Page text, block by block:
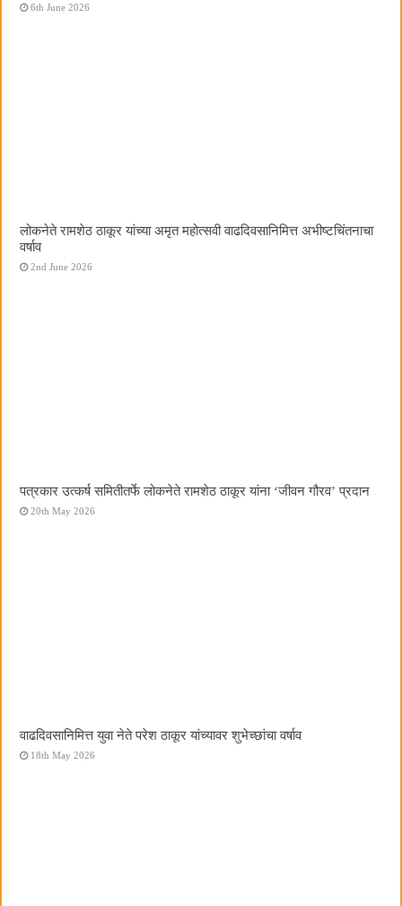
6th June 2026
लोकनेते रामशेठ ठाकूर यांच्या अमृत महोत्सवी वाढदिवसानिमित्त अभीष्टचिंतनाचा
वर्षाव
2nd June 2026
पत्रकार उत्कर्ष समितीतर्फे लोकनेते रामशेठ ठाकूर यांना ‌‘जीवन गौरव‌’ प्रदान
20th May 2026
वाढदिवसानिमित्त युवा नेते परेश ठाकूर यांच्यावर शुभेच्छांचा वर्षाव
18th May 2026